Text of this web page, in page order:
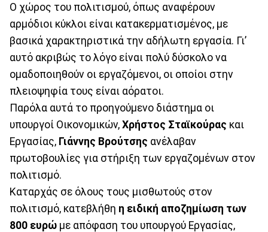
Ο χώρος του πολιτισμού, όπως αναφέρουν
αρμόδιοι κύκλοι είναι κατακερματισμένος, με
βασικά χαρακτηριστικά την αδήλωτη εργασία. Γι’
αυτό ακριβώς το λόγο είναι πολύ δύσκολο να
ομαδοποιηθούν οι εργαζόμενοι, οι οποίοι στην
πλειοψηφία τους είναι αόρατοι.
Παρόλα αυτά το προηγούμενο διάστημα οι
υπουργοί Οικονομικών, Χρήστος Σταϊκούρας και
Εργασίας, Γιάννης Βρούτσης ανέλαβαν
πρωτοβουλίες για στήριξη των εργαζομένων στον
πολιτισμό.
Καταρχάς σε όλους τους μισθωτούς στον
πολιτισμό, κατεβλήθη η ειδική αποζημίωση των
800 ευρώ με απόφαση του υπουργού Εργασίας,